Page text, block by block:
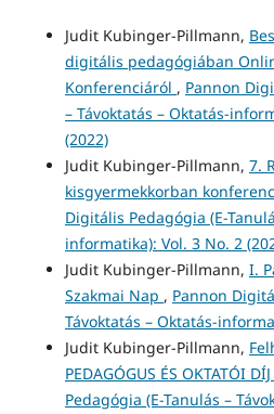
Judit Kubinger-Pillmann,
digitális pedagógiában
Konferenciáról , Pannon
– Távoktatás – Oktatás-
(2022)
Judit Kubinger-Pillmann, 7.
kisgyermekkorban
Digitális Pedagógia (E-
informatika): Vol. 3 No. 2
Judit Kubinger-Pillmann, I.
Szakmai Nap , Pannon
Távoktatás – Oktatás-
Judit Kubinger-Pillmann,
PEDAGÓGUS ÉS OKTATÓI DÍJ
Pedagógia (E-Tanulás –